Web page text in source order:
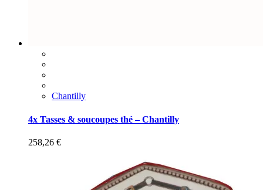
Chantilly
4x Tasses & soucoupes thé – Chantilly
258,26 €